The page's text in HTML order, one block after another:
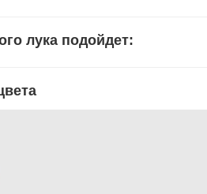
лука подойдет: